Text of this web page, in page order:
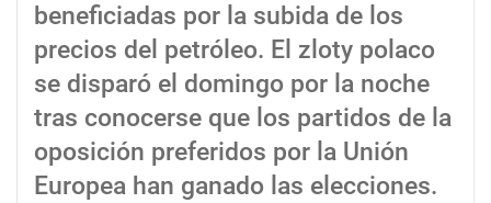
beneficiadas por la subida de los
precios del petróleo. El zloty polaco
se disparó el domingo por la noche
tras conocerse que los partidos de la
oposición preferidos por la Unión
Europea han ganado las elecciones.